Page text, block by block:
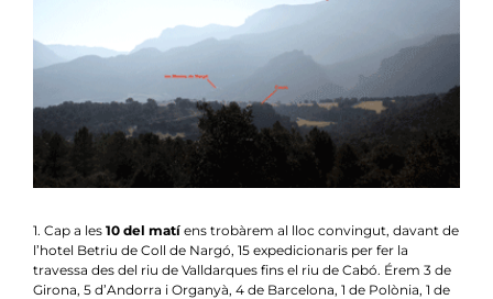
Agenda
Contacte
Col.labora
1. Cap a les 10 del matí ens trobàrem al lloc convingut, davant de
l’hotel Betriu de Coll de Nargó, 15 expedicionaris per fer la
travessa des del riu de Valldarques fins el riu de Cabó. Érem 3 de
Girona, 5 d’Andorra i Organyà, 4 de Barcelona, 1 de Polònia, 1 de